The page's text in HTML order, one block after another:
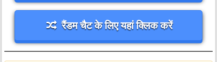
रैंडम चैट के लिए यहां क्लिक करें